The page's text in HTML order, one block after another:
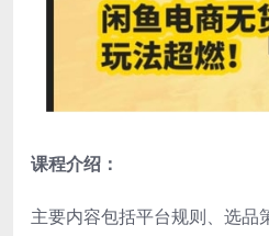
课程介绍：
主要内容包括平台规则、选品